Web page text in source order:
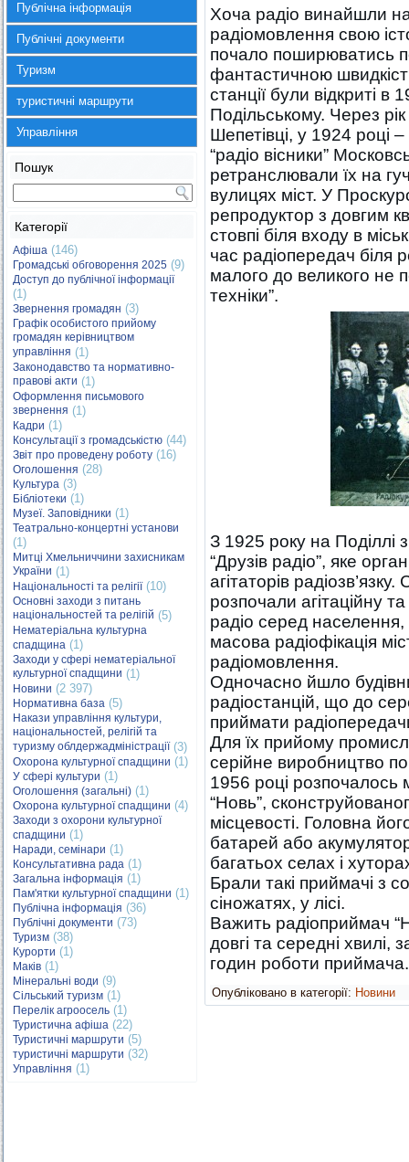
Публічна інформація
Публічні документи
Туризм
туристичні маршрути
Управління
Пошук
Категорії
Афіша (146)
Громадські обговорення 2025 (9)
Доступ до публічної інформації
(1)
Звернення громадян (3)
Графік особистого прийому
громадян керівництвом
управління (1)
Законодавство та нормативно-
правові акти (1)
Оформлення письмового
звернення (1)
Кадри (1)
Консультації з громадськістю (44)
Звіт про проведену роботу (16)
Оголошення (28)
Культура (3)
Бібліотеки (1)
Музеї. Заповідники (1)
Театрально-концертні установи
(1)
Митці Хмельниччини захисникам
України (1)
Національності та релігії(10)
Основні заходи з питань
національностей та релігій (5)
Нематеріальна культурна
спадщина (1)
Заходи у сфері нематеріальної
культурної спадщини (1)
Новини (2 397)
Нормативна база (5)
Накази управління культури,
національностей, релігій та
туризму облдержадміністрації(3)
Охорона культурної спадщини (1)
У сфері культури (1)
Оголошення (загальні) (1)
Охорона культурної спадщини (4)
Заходи з охорони культурної
спадщини (1)
Наради, семінари (1)
Консультативна рада (1)
Загальна інформація (1)
Пам'ятки культурної спадщини (1)
Публічна інформація (36)
Публічні документи (73)
Туризм (38)
Курорти (1)
Маків (1)
Мінеральні води (9)
Сільський туризм (1)
Перелік агроосель (1)
Туристична афіша (22)
Туристичні маршрути (5)
туристичні маршрути (32)
Управління (1)
Хоча радіо винайшли
радіомовлення свою
почало поширюватись
фантастичною
станції були відкриті в
Подільському. Через
Шепетівці, у 1924 році
“радіо вісники”
ретранслювали їх на
вулицях міст. У
репродуктор з довгим
стовпі біля входу в
час радіопередач біля
малого до великого не
техніки”.
З 1925 року на Поділлі
“Друзів радіо”, яке
агітаторів
розпочали агітаційну
радіо серед
масова радіофікація
радіомовлення.
Одночасно йшло
радіостанцій, що до
приймати
Для їх прийому
серійне виробництво
1956 році
“Новь”,
місцевості. Головна
батарей або
багатьох селах і
Брали такі приймачі з
сіножатях, у лісі.
Важить радіоприймач
довгі та середні
годин роботи приймача.
Опубліковано в категорії: Новини